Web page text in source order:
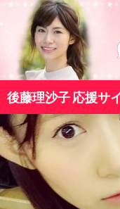
ツ
へ
ス
キ
ッ
プ
後藤理沙子 応援サ
索